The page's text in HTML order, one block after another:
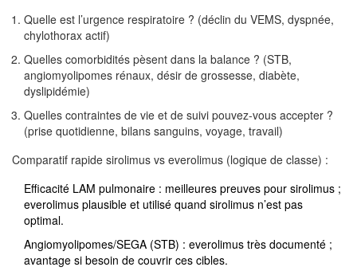
Quelle est l’urgence respiratoire ? (déclin du VEMS, dyspnée,
chylothorax actif)
Quelles comorbidités pèsent dans la balance ? (STB,
angiomyolipomes rénaux, désir de grossesse, diabète,
dyslipidémie)
Quelles contraintes de vie et de suivi pouvez-vous accepter ?
(prise quotidienne, bilans sanguins, voyage, travail)
Comparatif rapide sirolimus vs everolimus (logique de classe) :
Efficacité LAM pulmonaire : meilleures preuves pour sirolimus ;
everolimus plausible et utilisé quand sirolimus n’est pas
optimal.
Angiomyolipomes/SEGA (STB) : everolimus très documenté ;
avantage si besoin de couvrir ces cibles.